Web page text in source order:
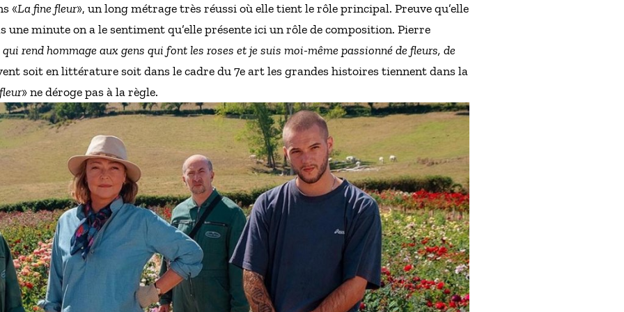
«La fine fleur», un long métrage très réussi où elle tient le rôle principal. Preuve qu’elle
une minute on a le sentiment qu’elle présente ici un rôle de composition. Pierre
qui rend hommage aux gens qui font les roses et je suis moi-même passionné de fleurs, de
soit en littérature soit dans le cadre du 7e art les grandes histoires tiennent dans la
» ne déroge pas à la règle.